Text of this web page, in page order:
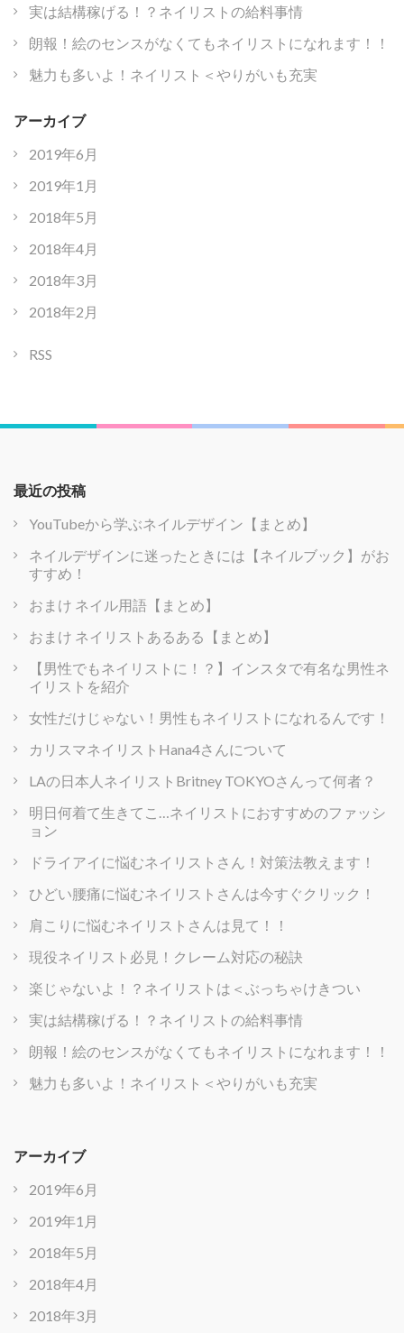
実は結構稼げる！？ネイリストの給料事情
朗報！絵のセンスがなくてもネイリストになれます！！
魅力も多いよ！ネイリスト＜やりがいも充実
アーカイブ
2019年6月
2019年1月
2018年5月
2018年4月
2018年3月
2018年2月
RSS
最近の投稿
YouTubeから学ぶネイルデザイン【まとめ】
ネイルデザインに迷ったときには【ネイルブック】がお
すすめ！
おまけ ネイル用語【まとめ】
おまけ ネイリストあるある【まとめ】
【男性でもネイリストに！？】インスタで有名な男性ネ
イリストを紹介
女性だけじゃない！男性もネイリストになれるんです！
カリスマネイリストHana4さんについて
LAの日本人ネイリストBritney TOKYOさんって何者？
明日何着て生きてこ…ネイリストにおすすめのファッシ
ョン
ドライアイに悩むネイリストさん！対策法教えます！
ひどい腰痛に悩むネイリストさんは今すぐクリック！
肩こりに悩むネイリストさんは見て！！
現役ネイリスト必見！クレーム対応の秘訣
楽じゃないよ！？ネイリストは＜ぶっちゃけきつい
実は結構稼げる！？ネイリストの給料事情
朗報！絵のセンスがなくてもネイリストになれます！！
魅力も多いよ！ネイリスト＜やりがいも充実
アーカイブ
2019年6月
2019年1月
2018年5月
2018年4月
2018年3月